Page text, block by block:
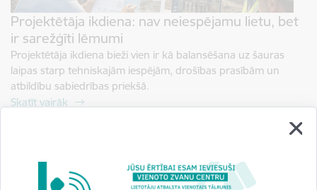
Projektētāja ikdiena: nav neiespējamu lietu, bet
ir sarežģīti lēmumi
Projektētāja ikdiena bieži vien ir kā balansēšana uz šauras
laipas starp tehniskajām iespējām, drošības prasībām un
atbildību sabiedrības priekšā.
Skatīt vairāk